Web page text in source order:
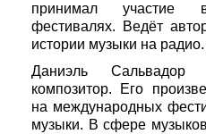
принимал участие
фестивалях. Ведёт
истории музыки на радио.
Даниэль
композитор. Его
на международных
музыки. В сфере